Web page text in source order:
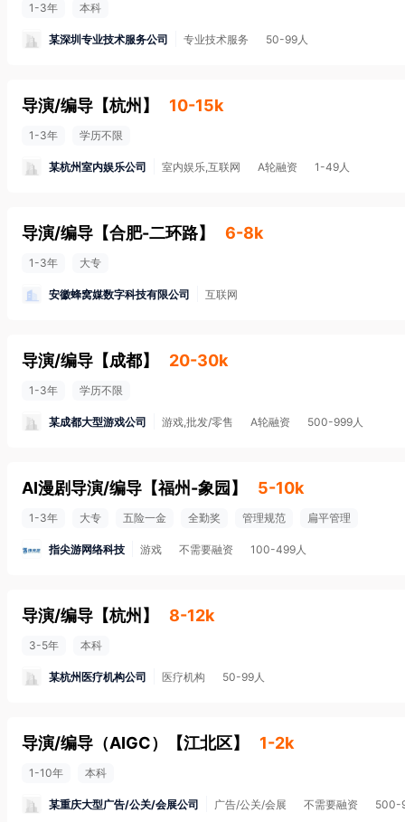
1-3年 本科
某深圳专业技术服务公司 专业技术服务 50-99人
导演/编导 【杭州 】 10-15k
1-3年 学历不限
某杭州室内娱乐公司 室内娱乐,互联网 A轮融资 1-49人
导演/编导 【合肥-二环路】 6-8k
1-3年 大专
安徽蜂窝媒数字科技有限公司 互联网
导演/编导 【成都】 20-30k
1-3年 学历不限
某成都大型游戏公司 游戏,批发/零售 A轮融资 500-999人
AI漫剧导演/编导 【福州-象园 】 5-10k
1-3年 大专 五险一金 全勤奖 管理规范 扁平管理
指尖游网络科技 游戏 不需要融资 100-499人
导演/编导 【杭州 】 8-12k
3-5年 本科
某杭州医疗机构公司 医疗机构 50-99人
导演/编导（AIGC） 【江北区】 1-2k
1-10年 本科
某重庆大型广告/公关/会展公司 广告/公关/会展 不需要融资 500-